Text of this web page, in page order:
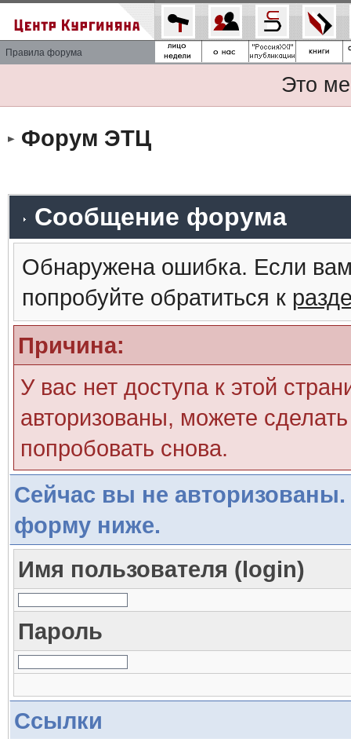
Правила форума
Это
Форум ЭТЦ
Сообщение форума
Обнаружена ошибка. Если
попробуйте обратиться к
Причина:
У вас нет доступа к этой
авторизованы, можете
попробовать снова.
Сейчас вы не авторизованы.
форму ниже.
Имя пользователя (login)
Пароль
Ссылки